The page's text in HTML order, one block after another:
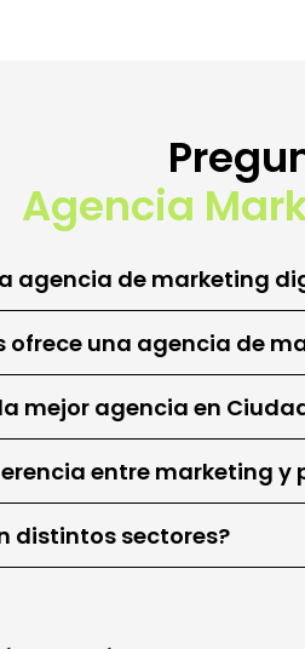
Agencia
agencia de marketing
ofrece una agencia de
mejor agencia en
entre marketing y
distintos sectores?